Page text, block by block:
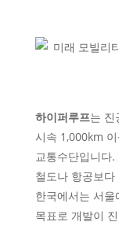
하이퍼루프는 진
시속 1,000km
교통수단입니다
철도나 항공보
한국에서는 서
목표로 개발이